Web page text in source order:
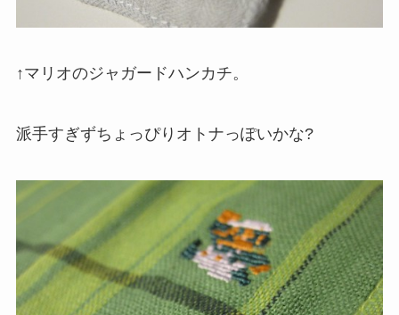
↑マリオのジャガードハンカチ。
派手すぎずちょっぴりオトナっぽいかな?